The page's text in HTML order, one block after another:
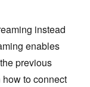
instead
enables
previous
to connect